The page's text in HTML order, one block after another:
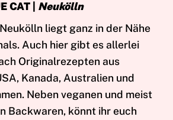
CAT | Neukölln
liegt ganz in der Nähe
Auch hier gibt es allerlei
Originalrezepten aus
Kanada, Australien und
Neben veganen und meist
Backwaren, könnt ihr euch